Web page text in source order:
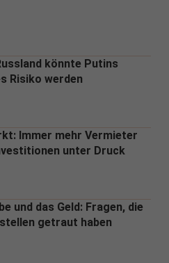
könnte Putins
Risiko werden
Immer mehr Vermieter
unter Druck
und das Geld: Fragen, die
getraut haben